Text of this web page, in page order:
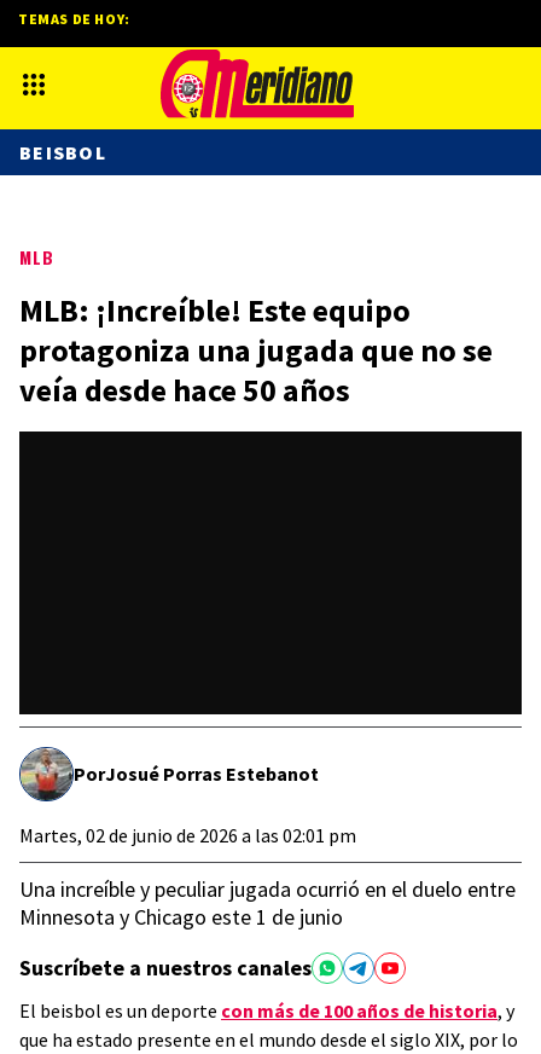
MLB
MLB: ¡Increíble! Este equipo
protagoniza una jugada que no se
veía desde hace 50 años
PorJosué Porras Estebanot
Martes, 02 de junio de 2026 a las 02:01 pm
Una increíble y peculiar jugada ocurrió en el duelo entre
Minnesota y Chicago este 1 de junio
Suscríbete a nuestros canales
El beisbol es un deporte con más de 100 años de historia, y
que ha estado presente en el mundo desde el siglo XIX, por lo
TEMAS DE HOY:
BEISBOL